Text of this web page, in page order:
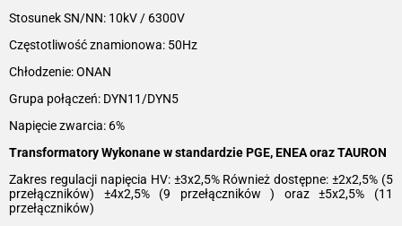
Stosunek SN/NN: 10kV / 6300V
Częstotliwość znamionowa: 50Hz
Chłodzenie: ONAN
Grupa połączeń: DYN11/DYN5
Napięcie zwarcia: 6%
Transformatory Wykonane w standardzie PGE, ENEA oraz TAURON
Zakres regulacji napięcia HV: ±3x2,5% Również dostępne: ±2x2,5% (5
przełączników) ±4x2,5% (9 przełączników ) oraz ±5x2,5% (11
przełączników)